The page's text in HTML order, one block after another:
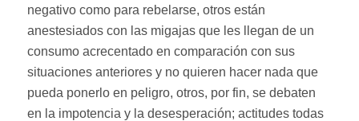
negativo como para rebelarse, otros están
anestesiados con las migajas que les llegan de un
consumo acrecentado en comparación con sus
situaciones anteriores y no quieren hacer nada que
pueda ponerlo en peligro, otros, por fin, se debaten
en la impotencia y la desesperación; actitudes todas